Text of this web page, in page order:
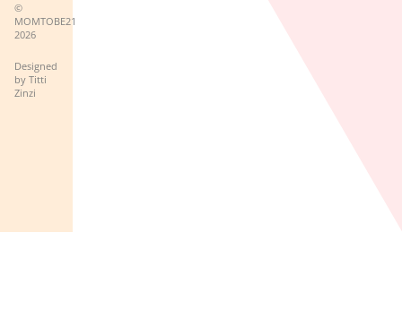
©
MOMTOBE21
2026
Designed
by Titti
Zinzi